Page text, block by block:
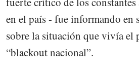
en el país - fue informando en
sobre la situación que vivía el
“blackout nacional”.